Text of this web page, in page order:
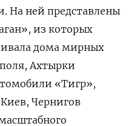
На ней представлены
из которых
дома мирных
Ахтырки
«Тигр»,
Чернигов